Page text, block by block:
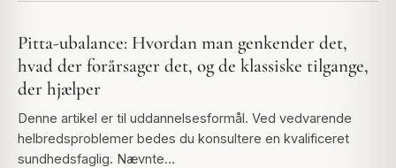
Pitta-ubalance: Hvordan man genkender det,
hvad der forårsager det, og de klassiske tilgange,
der hjælper
Denne artikel er til uddannelsesformål. Ved vedvarende
helbredsproblemer bedes du konsultere en kvalificeret
sundhedsfaglig. Nævnte…